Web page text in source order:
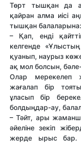
Төрт тышқан да
қайран алма иісі
тышқан балаларына:
– Қап, енді
келгенде
қуанып, наурыз көже
ақ мол болсын,
Олар мерекелеп
жағалап бір
ұласып бір
болдыңдар-ау,
– Тәйт, ары
әйеліне зекіп
жерде ырыс бар.